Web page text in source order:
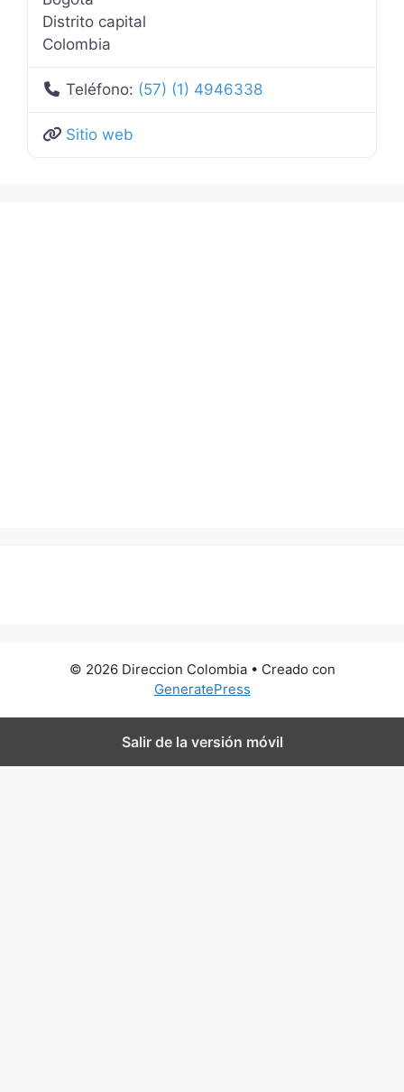
Distrito capital
Colombia
Teléfono: (57) (1) 4946338
Sitio web
© 2026 Direccion Colombia• Creado con
GeneratePress
Salir de la versión móvil